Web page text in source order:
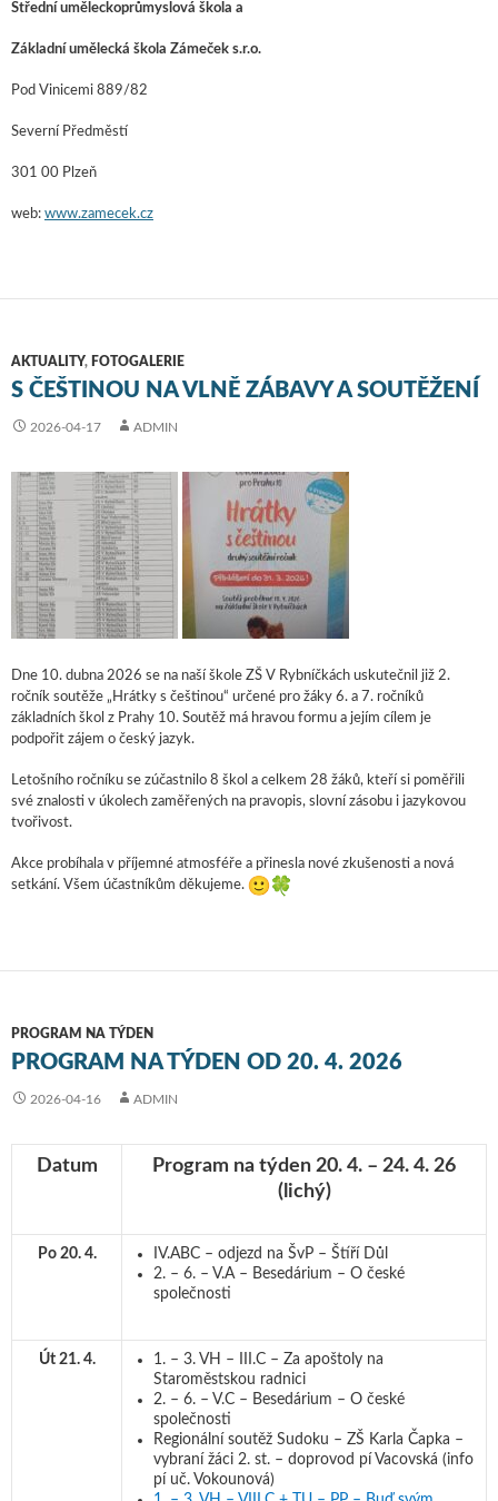
Střední uměleckoprůmyslová škola a
Základní umělecká škola Zámeček s.r.o.
Pod Vinicemi 889/82
Severní Předměstí
301 00 Plzeň
web: www.zamecek.cz
AKTUALITY, FOTOGALERIE
S ČEŠTINOU NA VLNĚ ZÁBAVY A SOUTĚŽENÍ
2026-04-17 ADMIN
Dne 10. dubna 2026 se na naší škole ZŠ V Rybníčkách uskutečnil již 2.
ročník soutěže „Hrátky s češtinou“ určené pro žáky 6. a 7. ročníků
základních škol z Prahy 10. Soutěž má hravou formu a jejím cílem je
podpořit zájem o český jazyk.
Letošního ročníku se zúčastnilo 8 škol a celkem 28 žáků, kteří si poměřili
své znalosti v úkolech zaměřených na pravopis, slovní zásobu i jazykovou
tvořivost.
Akce probíhala v příjemné atmosféře a přinesla nové zkušenosti a nová
setkání. Všem účastníkům děkujeme.
PROGRAM NA TÝDEN
PROGRAM NA TÝDEN OD 20. 4. 2026
2026-04-16 ADMIN
Datum
Program na týden 20. 4. – 24. 4. 26
(lichý)
Po 20. 4.
IV.ABC – odjezd na ŠvP – Štíří Důl
2. – 6. – V.A – Besedárium – O české
společnosti
Út 21. 4.
1. – 3. VH – III.C – Za apoštoly na
Staroměstskou radnici
2. – 6. – V.C – Besedárium – O české
společnosti
Regionální soutěž Sudoku – ZŠ Karla Čapka –
vybraní žáci 2. st. – doprovod pí Vacovská (info
pí uč. Vokounová)